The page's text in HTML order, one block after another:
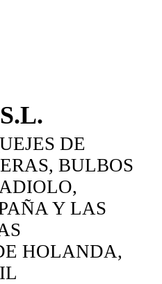
DE
BULBOS
Y LAS
HOLANDA,